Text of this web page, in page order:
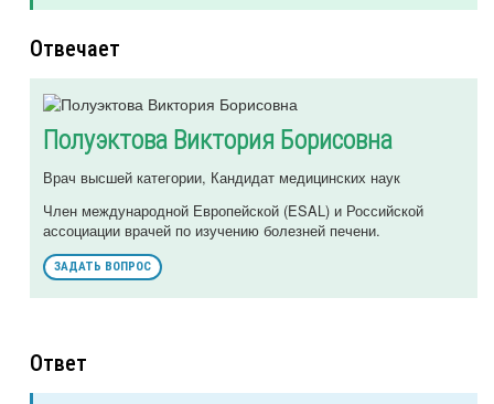
Отвечает
Полуэктова Виктория Борисовна
Врач высшей категории, Кандидат медицинских наук
Член международной Европейской (ESAL) и Российской
ассоциации врачей по изучению болезней печени.
ЗАДАТЬ ВОПРОС
Ответ